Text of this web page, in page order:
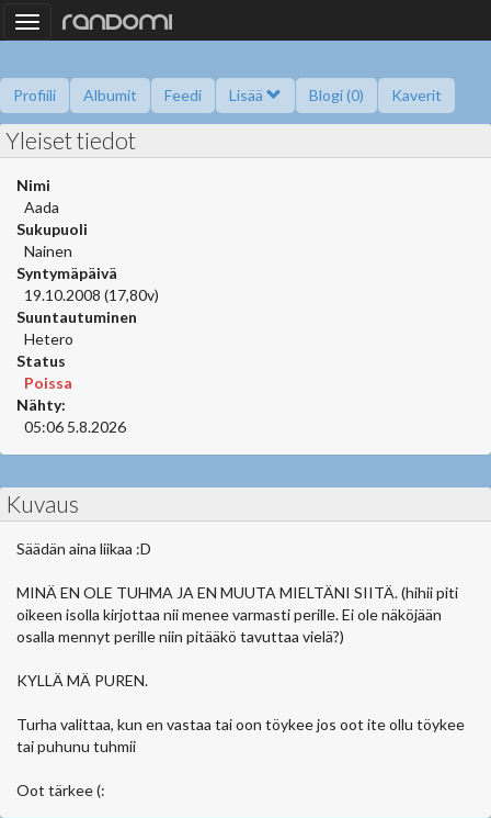
Toggle
navigation
Profiili Albumit Feedi Lisää Blogi (0) Kaverit
Kysy minulta Tietoa
Yleiset tiedot
Nimi
Aada
Sukupuoli
Nainen
Syntymäpäivä
19.10.2008 (17,80v)
Suuntautuminen
Hetero
Status
Poissa
Nähty:
05:06 5.8.2026
Kuvaus
Säädän aina liikaa :D
MINÄ EN OLE TUHMA JA EN MUUTA MIELTÄNI SIITÄ. (hihii piti
oikeen isolla kirjottaa nii menee varmasti perille. Ei ole näköjään
osalla mennyt perille niin pitääkö tavuttaa vielä?)
KYLLÄ MÄ PUREN.
Turha valittaa, kun en vastaa tai oon töykee jos oot ite ollu töykee
tai puhunu tuhmii
Oot tärkee (: